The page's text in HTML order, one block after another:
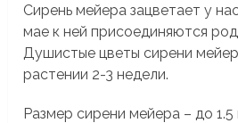
Сирень мейера зацветает у
мае к ней присоединяются
Душистые цветы сирени
растении 2-3 недели.
Размер сирени мейера – до